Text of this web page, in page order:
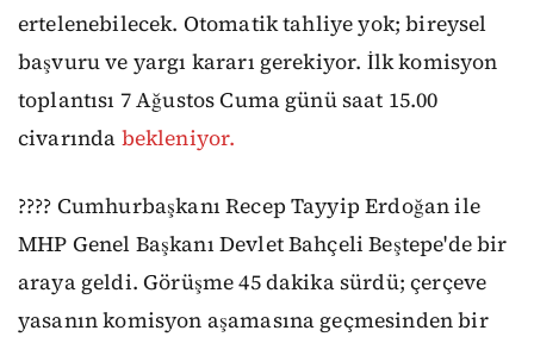
ertelenebilecek. Otomatik tahliye yok; bireysel
başvuru ve yargı kararı gerekiyor. İlk komisyon
toplantısı 7 Ağustos Cuma günü saat 15.00
civarında bekleniyor.
???? Cumhurbaşkanı Recep Tayyip Erdoğan ile
MHP Genel Başkanı Devlet Bahçeli Beştepe'de bir
araya geldi. Görüşme 45 dakika sürdü; çerçeve
yasanın komisyon aşamasına geçmesinden bir